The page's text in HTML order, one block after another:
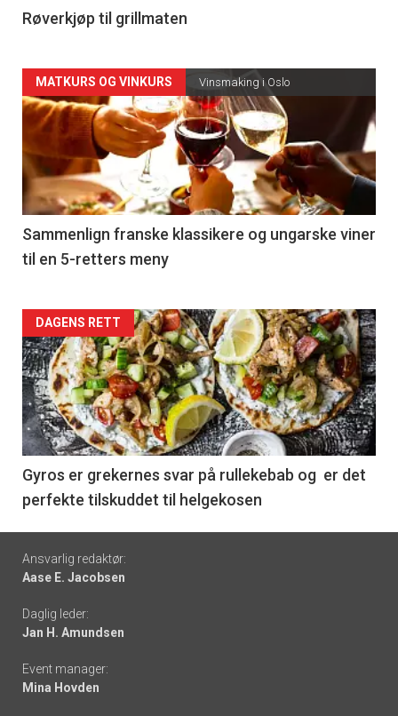
4
Røverkjøp til grillmaten
Forsiden
akkurat
nå
-
5
MATKURS OG VINKURS Vinsmaking i Oslo
Sammenlign franske klassikere og ungarske viner
til en 5-retters meny
Forsiden
akkurat
nå
-
6
DAGENS RETT
Gyros er grekernes svar på rullekebab og er det
perfekte tilskuddet til helgekosen
Footer
-
links
Ansvarlig redaktør:
Aase E. Jacobsen
Daglig leder:
Jan H. Amundsen
Event manager:
Mina Hovden